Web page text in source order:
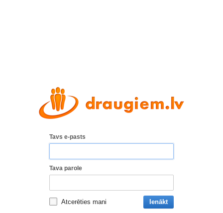
Tavs e-pasts
Tava parole
Atcerēties mani Ienākt